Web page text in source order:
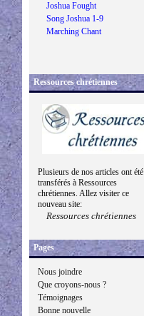
Joshua Fought
Song Joshua 1-9
Marching Chant
Ressources chrétiennes
Plusieurs de nos articles ont été
transférés à Ressources
chrétiennes. Allez visiter ce
nouveau site:
Ressources chrétiennes
Pages
Nous joindre
Que croyons-nous ?
Témoignages
Bonne nouvelle